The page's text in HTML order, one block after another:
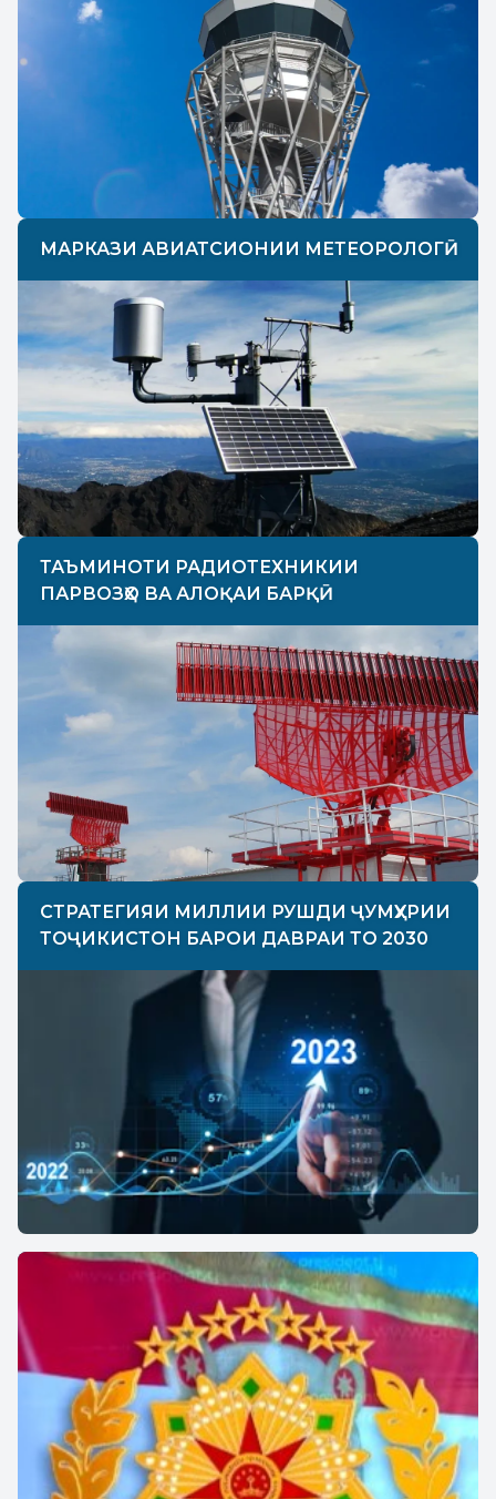
МАРКАЗИ АВИАТСИОНИИ МЕТЕОРОЛОГӢ
ТАЪМИНОТИ РАДИОТЕХНИКИИ
ПАРВОЗҲО ВА АЛОҚАИ БАРҚӢ
СТРАТЕГИЯИ МИЛЛИИ РУШДИ ҶУМҲУРИИ
ТОҶИКИСТОН БАРОИ ДАВРАИ ТО 2030